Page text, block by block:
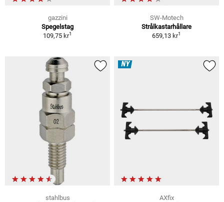
gazzini
Spegelstag
109,75 kr1
SW-Motech
Strålkastarhållare
659,13 kr1
stahlbus
NY
AXfix